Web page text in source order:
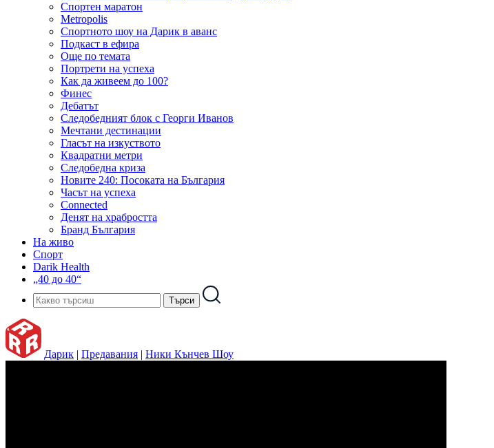
Спортен маратон
Metropolis
Спортното шоу на Дарик в аванс
Подкаст в ефира
Още по темата
Портрети на успеха
Как да живеем до 100?
Финес
Дебатът
Следобедният блок с Георги Иванов
Мечтани дестинации
Гласът на изкуството
Квадратни метри
Следобедна криза
Новите 240: Посоката на България
Часът на успеха
Connected
Денят на храбростта
Бранд България
На живо
Спорт
Darik Health
„40 до 40“
Дарик | Предавания | Ники Кънчев Шоу